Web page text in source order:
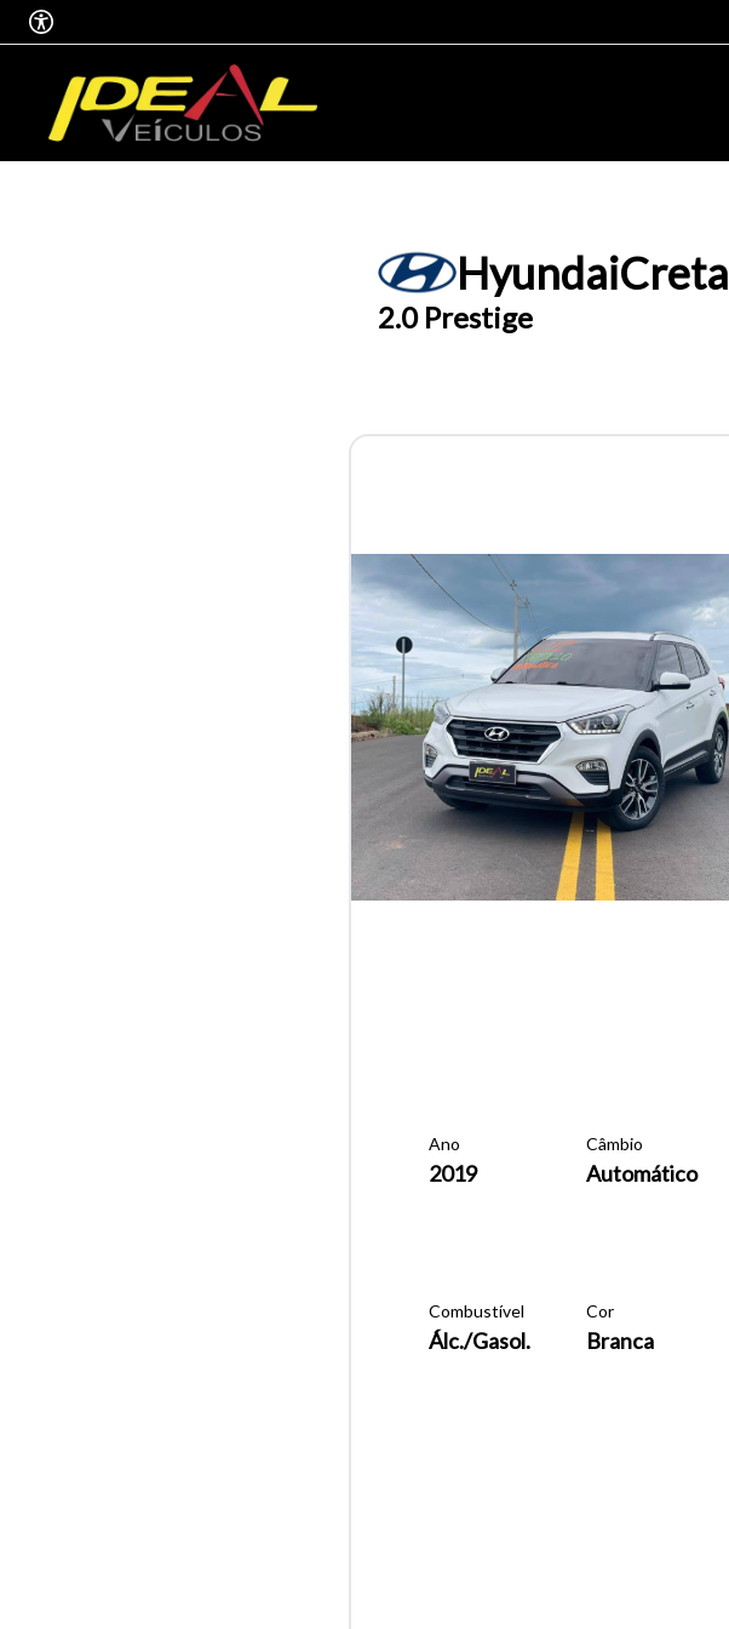
HyundaiCreta
2.0 Prestige
Ano
2019
Câmbio
Automático
Combustível
Álc./Gasol.
Cor
Branca